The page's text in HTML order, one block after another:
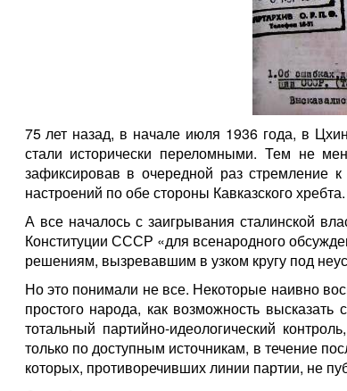
75 лет назад, в начале июля 1936 года, в
стали исторически переломными. Тем не
зафиксировав в очередной раз стремление
настроений по обе стороны Кавказского хребта.
А все началось с заигрывания сталинской
Конституции СССР «для всенародного
решениям, вызревавшим в узком кругу под
Но это понимали не все. Некоторые наивно
простого народа, как возможность
тотальный партийно-идеологический
только по доступным источникам, в течение
которых, противоречивших линии партии, не